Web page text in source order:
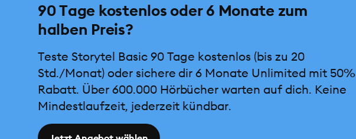
90 Tage kostenlos oder 6 Monate zum
halben Preis?
Teste Storytel Basic 90 Tage kostenlos (bis zu 20
Std./Monat) oder sichere dir 6 Monate Unlimited mit 50%
Rabatt. Über 600.000 Hörbücher warten auf dich. Keine
Mindestlaufzeit, jederzeit kündbar.